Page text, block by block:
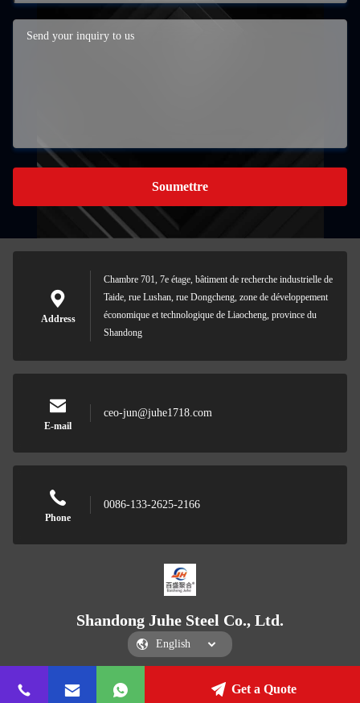
Soumettre
Address
Chambre 701, 7e étage, bâtiment de recherche industrielle de
Taide, rue Lushan, rue Dongcheng, zone de développement
économique et technologique de Liaocheng, province du
Shandong
E-mail
ceo-jun@juhe1718.com
Phone
0086-133-2625-2166
Shandong Juhe Steel Co., Ltd.
Shandong Juhe Steel Co., Ltd.Get a Quote